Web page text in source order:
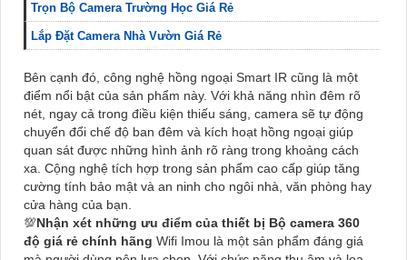
Trọn Bộ Camera Trường Học Giá Rẻ
Lắp Đặt Camera Nhà Vườn Giá Rẻ
Bên cạnh đó, công nghệ hồng ngoại Smart IR cũng là một
điểm nổi bật của sản phẩm này. Với khả năng nhìn đêm rõ
nét, ngay cả trong điều kiện thiếu sáng, camera sẽ tự động
chuyển đổi chế độ ban đêm và kích hoạt hồng ngoại giúp
quan sát được những hình ảnh rõ ràng trong khoảng cách
xa. Cộng nghệ tích hợp trong sản phẩm cao cấp giúp tăng
cường tính bảo mật và an ninh cho ngôi nhà, văn phòng hay
cửa hàng của bạn.
💯Nhận xét những ưu điểm của thiết bị Bộ camera 360
độ giá rẻ chính hãng Wifi Imou là một sản phẩm đáng giá